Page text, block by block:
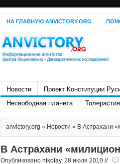
НА ГЛАВНУЮ ANVICTORY.ORG
Новости Проект Конституции
Несвободная планета
Толерастия
anvictory.org » Новости » В Астрахани
В Астрахани
Опубликовано nikolay, 28 июля 2010 //